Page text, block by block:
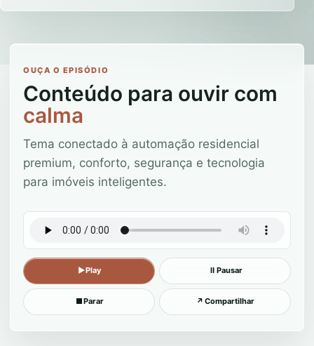
OUÇA O EPISÓDIO
Conteúdo para ouvir com
calma
Tema conectado à automação residencial
premium, conforto, segurança e tecnologia
para imóveis inteligentes.
▶Play Ⅱ Pausar
■Parar ↗ Compartilhar